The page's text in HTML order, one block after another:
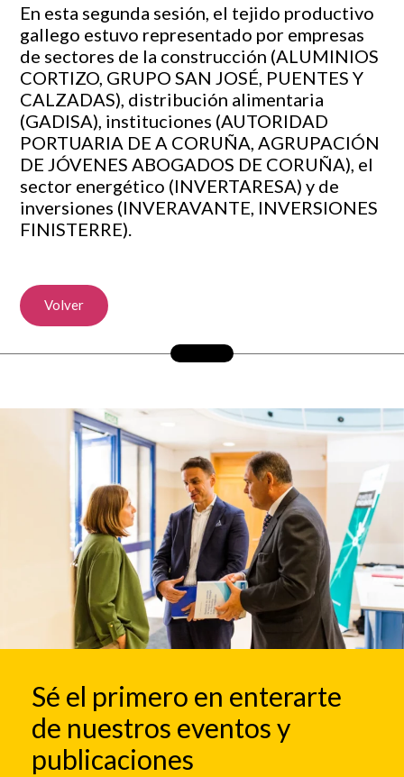
En esta segunda sesión, el tejido productivo
gallego estuvo representado por empresas
de sectores de la construcción (ALUMINIOS
CORTIZO, GRUPO SAN JOSÉ, PUENTES Y
CALZADAS), distribución alimentaria
(GADISA), instituciones (AUTORIDAD
PORTUARIA DE A CORUÑA, AGRUPACIÓN
DE JÓVENES ABOGADOS DE CORUÑA), el
sector energético (INVERTARESA) y de
inversiones (INVERAVANTE, INVERSIONES
FINISTERRE).
Volver
Sé el primero en enterarte
de nuestros eventos y
publicaciones